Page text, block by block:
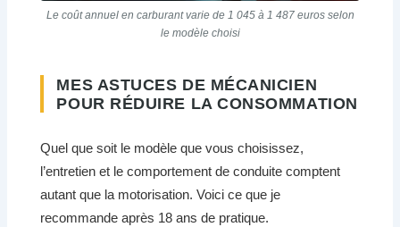
Le coût annuel en carburant varie de 1 045 à 1 487 euros selon
le modèle choisi
MES ASTUCES DE MÉCANICIEN
POUR RÉDUIRE LA CONSOMMATION
Quel que soit le modèle que vous choisissez,
l’entretien et le comportement de conduite comptent
autant que la motorisation. Voici ce que je
recommande après 18 ans de pratique.